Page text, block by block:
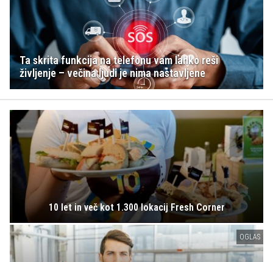
Ta skrita funkcija na telefonu vam lahko reši
življenje – večina ljudi je nima nastavljene
10 let in več kot 1.300 lokacij Fresh Corner
OGLAS